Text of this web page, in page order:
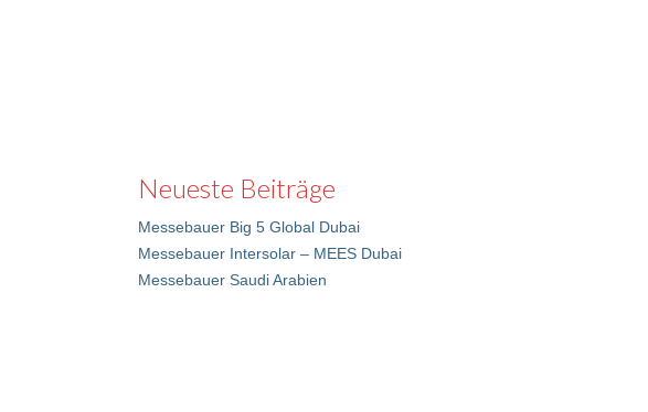
Neueste Beiträge
Messebauer Big 5 Global Dubai
Messebauer Intersolar – MEES Dubai
Messebauer Saudi Arabien